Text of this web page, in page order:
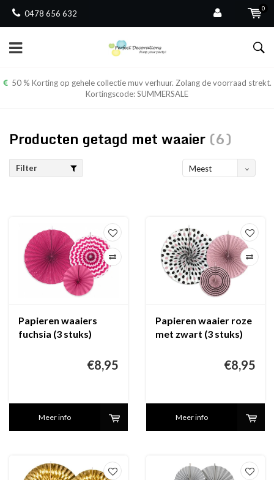
0478 656 632
0
50 % Korting op gehele collectie muv verhuur. Zolang de voorraad strekt.
Kortingscode: SUMMERSALE
Producten getagd met waaier (6)
Filter
Meest
Papieren waaiers
fuchsia (3 stuks)
€8,95
Meer info
Papieren waaier roze
met zwart (3 stuks)
€8,95
Meer info